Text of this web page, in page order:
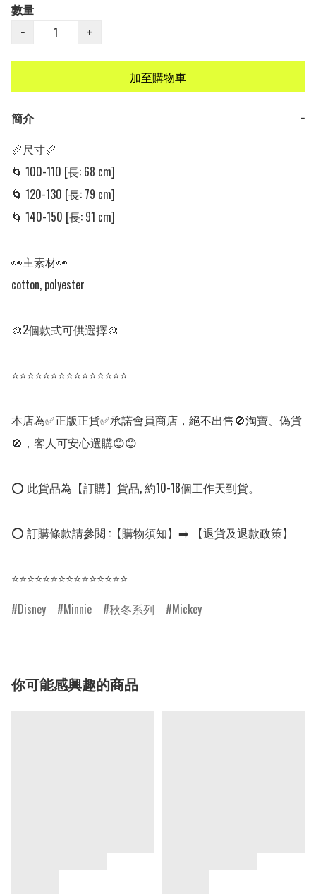
數量
−
+
加至購物車
簡介
−
📏尺寸📏
🌀 100-110 [長: 68 cm]
🌀 120-130 [長: 79 cm]
🌀 140-150 [長: 91 cm]
👀主素材👀
cotton, polyester
🎨2個款式可供選擇🎨
⭐⭐⭐⭐⭐⭐⭐⭐⭐⭐⭐⭐⭐⭐⭐
本店為✅正版正貨✅承諾會員商店，絕不出售🚫淘寶、偽貨
🚫，客人可安心選購😊😊
⭕ 此貨品為【訂購】貨品, 約10-18個工作天到貨。
⭕ 訂購條款請參閱 :【購物須知】➡️ 【退貨及退款政策】
⭐⭐⭐⭐⭐⭐⭐⭐⭐⭐⭐⭐⭐⭐⭐
Disney
Minnie 秋冬系列 Mickey
你可能感興趣的商品